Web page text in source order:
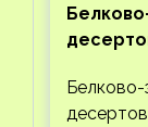
Белково-